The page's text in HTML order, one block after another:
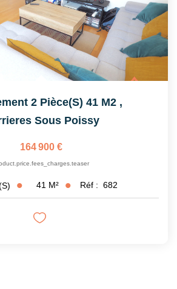
2 Pièce(s) 41 M2 ,
Sous Poissy
164 900 €
41 M² Réf : 682